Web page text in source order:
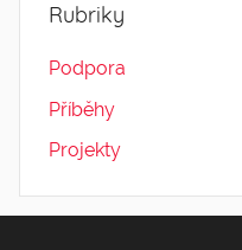
Rubriky
Podpora
Příběhy
Projekty